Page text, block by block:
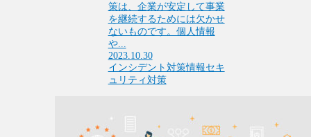
策は、企業が安定して事業
を継続するためには欠かせ
ないものです。個人情報
や...
2023.10.30
インシデント対策情報セキ
ュリティ対策